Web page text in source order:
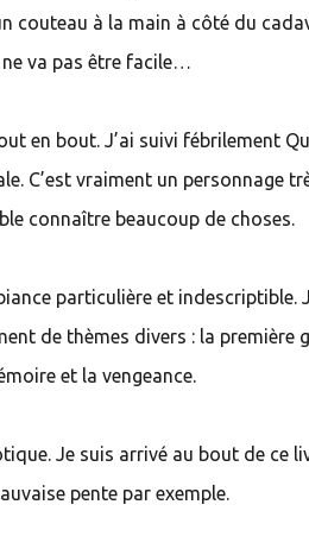
couteau à la main à côté du
va pas être facile…
en bout. J’ai suivi fébrilement
C’est vraiment un personnage
connaître beaucoup de choses.
particulière et indescriptible.
de thèmes divers : la
et la vengeance.
Je suis arrivé au bout de ce
pente par exemple.